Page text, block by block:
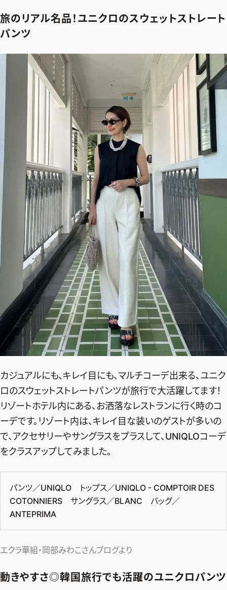
エクラ通販
エクラプレミアムNEWS
通販ランキング
デジタルカタログ
エクラプレミアム通販
from編集部
インフォメーション
プレゼント
MAGAZINE
2026年9月号
最新号試し読み
定期購読
購入
SHOPPING
エクラプレミアム通販
売れ筋ランキング
エクラ限定アイテム
イーバイエクラ
FOLLOW US
ファッション、ライフスタイル、
旅のリアル名品！ユニクロのスウェットストレート
パンツ
カジュアルにも、キレイ目にも、マルチコーデ出来る、ユニク
ロのスウェットストレートパンツが旅行で大活躍してます！
リゾートホテル内にある、お洒落なレストランに行く時のコ
ーデです。リゾート内は、キレイ目な装いのゲストが多いの
で、アクセサリーやサングラスをプラスして、UNIQLOコーデ
をクラスアップしてみました。
パンツ／UNIQLO トップス／UNIQLO - COMPTOIR DES
COTONNIERS サングラス／BLANC バッグ／
ANTEPRIMA
エクラ華組・岡部みわこさんブログより
動きやすさ◎韓国旅行でも活躍のユニクロパンツ